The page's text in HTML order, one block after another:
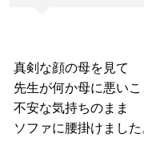
真剣な顔の母を見て
先生が何か母に悪い
不安な気持ちのまま
ソファに腰掛けました